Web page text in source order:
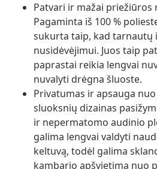
Patvari ir mažai priežiūros
Pagaminta iš 100 %
sukurta taip, kad tarnautų
nusidėvėjimui. Juos taip
paprastai reikia lengvai
nuvalyti drėgna šluoste.
Privatumas ir apsauga
sluoksnių dizainas
ir nepermatomo audinio
galima lengvai valdyti
keltuvą, todėl galima
kambario apšvietimą nuo